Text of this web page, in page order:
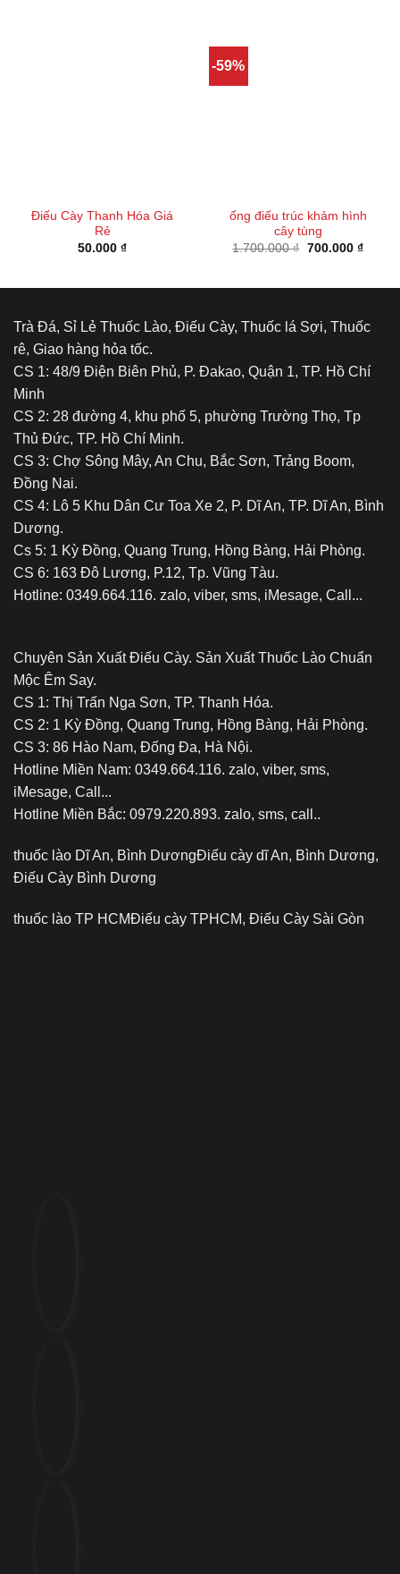
Điếu Cày Thanh Hóa Giá
Rẻ
50.000 ₫
-59%
ống điếu trúc khảm hình
cây tùng
1.700.000₫ Giá
700.000 ₫Giá
Trà Đá, Sỉ Lẻ Thuốc Lào, Điếu Cày, Thuốc lá Sợi, Thuốc
rê, Giao hàng hỏa tốc.
CS 1: 48/9 Điện Biên Phủ, P. Đakao, Quận 1, TP. Hồ Chí
Minh
CS 2: 28 đường 4, khu phố 5, phường Trường Thọ, Tp
Thủ Đức, TP. Hồ Chí Minh.
CS 3: Chợ Sông Mây, An Chu, Bắc Sơn, Trảng Boom,
Đồng Nai.
CS 4: Lô 5 Khu Dân Cư Toa Xe 2, P. Dĩ An, TP. Dĩ An, Bình
Dương.
Cs 5: 1 Kỳ Đồng, Quang Trung, Hồng Bàng, Hải Phòng.
CS 6: 163 Đô Lương, P.12, Tp. Vũng Tàu.
Hotline: 0349.664.116. zalo, viber, sms, iMesage, Call...
Chuyên Sản Xuất Điếu Cày. Sản Xuất Thuốc Lào Chuẩn
Mộc Êm Say.
CS 1: Thị Trấn Nga Sơn, TP. Thanh Hóa.
CS 2: 1 Kỳ Đồng, Quang Trung, Hồng Bàng, Hải Phòng.
CS 3: 86 Hào Nam, Đống Đa, Hà Nội.
Hotline Miền Nam: 0349.664.116. zalo, viber, sms,
iMesage, Call...
Hotline Miền Bắc: 0979.220.893. zalo, sms, call..
thuốc lào Dĩ An, Bình DươngĐiếu cày dĩ An, Bình Dương,
Điếu Cày Bình Dương
thuốc lào TP HCMĐiếu cày TPHCM, Điếu Cày Sài Gòn